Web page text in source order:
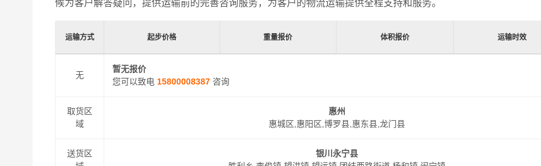
候为客户解答疑问，提供运输前的完善咨询服务，为客户的物流运输提供全程支持和服务。
运输方式 起步价格 重量报价 体积报价 运输时效
无
暂无报价
您可以致电 15800008387咨询
取货区
域
惠州
惠城区,惠阳区,博罗县,惠东县,龙门县
送货区
银川永宁县